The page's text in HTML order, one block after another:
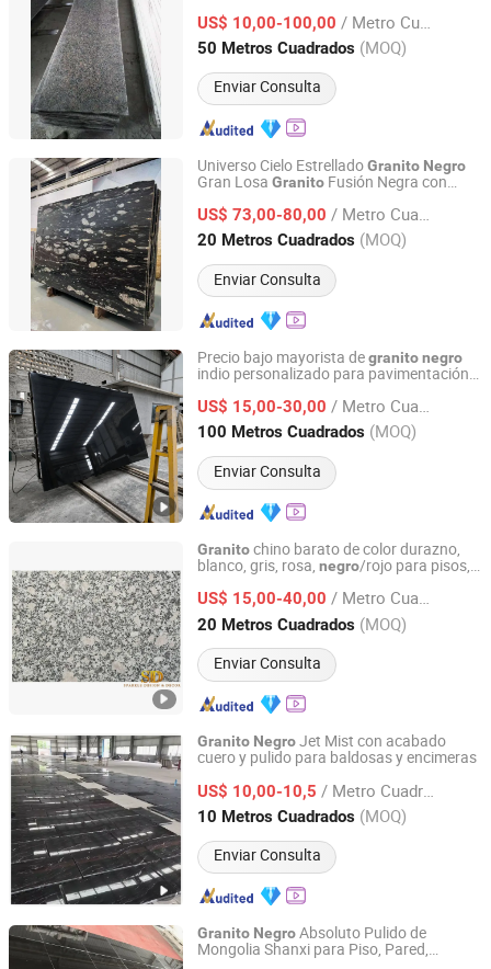
US$ 10,00-100,00 / Metro Cuadrado
50 Metros Cuadrados (MOQ)
Enviar Consulta
Fujian, China Desde 2008
Universo Cielo EstrelladoGranito Negro
Gran Losa Granito Fusión Negra con
GranitoNegroM2 Bueno
US$ 73,00-80,00 / Metro Cuadrado
20 Metros Cuadrados (MOQ)
Enviar Consulta
Yunfu Arnor Stone Industry Co., Ltd.
Guangdong, China Desde 2026
Precio bajo mayorista degranitonegro
indio personalizado para pavimentación
US$ 15,00-30,00 / Metro Cuadrado
100 Metros Cuadrados (MOQ)
Enviar Consulta
Xiamen Refinestone Industrial Co., Ltd
Fujian, China Desde 2026
Granitochino barato de color durazno,
blanco, gris, rosa, negro/rojo para pisos,
US$ 15,00-40,00 / Metro Cuadrado
20 Metros Cuadrados (MOQ)
Enviar Consulta
Sparkle Design & Decor Co., Ltd.
Guangdong, China Desde 2019
Granito NegroJet Mist con acabado
cuero y pulido para baldosas y encimeras
US$ 10,00-10,5 / Metro Cuadrado
10 Metros Cuadrados (MOQ)
Enviar Consulta
XIAMEN KA UNITED IMP. & EXP. CO., LTD.
Fujian, China Desde 2018
Granito NegroAbsoluto Pulido de
Mongolia Shanxi para Piso, Pared,
Quanzhou Tianyuan Stone Co., Ltd.